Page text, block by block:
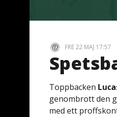
FRE 22 MAJ 17:57
Toppbacken
genombrott den
med ett